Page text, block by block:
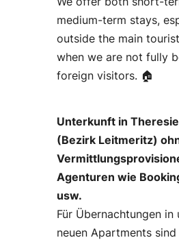
medium-term stays,
outside the main
when we are not fully
foreign visitors. 🏠
Unterkunft in
(Bezirk Leitmeritz)
Agenturen wie
usw.
Für Übernachtungen in
neuen Apartments